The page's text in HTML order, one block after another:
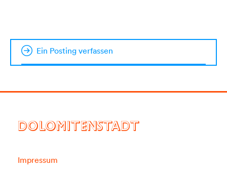
Ein Posting verfassen
DOLOMITENSTADT
Impressum